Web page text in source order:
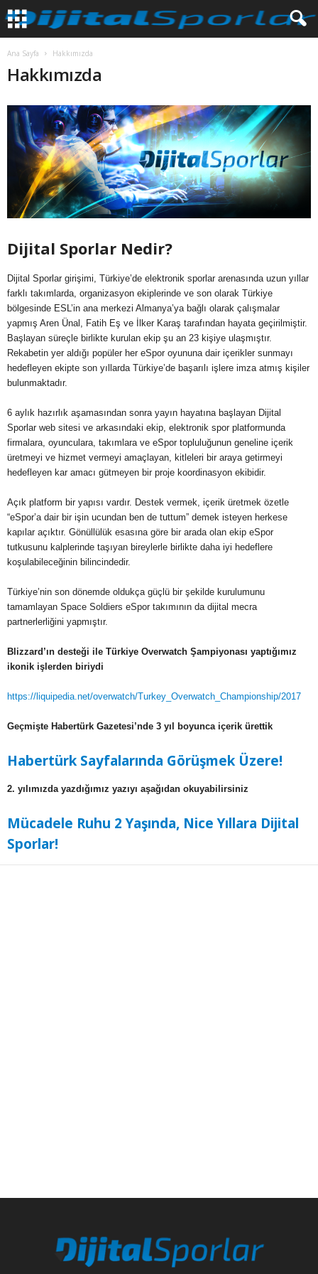
Ana Sayfa Hakkımızda
Hakkımızda
Dijital Sporlar Nedir?
Dijital Sporlar girişimi, Türkiye’de elektronik sporlar arenasında uzun yıllar
farklı takımlarda, organizasyon ekiplerinde ve son olarak Türkiye
bölgesinde ESL’in ana merkezi Almanya’ya bağlı olarak çalışmalar
yapmış Aren Ünal, Fatih Eş ve İlker Karaş tarafından hayata geçirilmiştir.
Başlayan süreçle birlikte kurulan ekip şu an 23 kişiye ulaşmıştır.
Rekabetin yer aldığı popüler her eSpor oyununa dair içerikler sunmayı
hedefleyen ekipte son yıllarda Türkiye’de başarılı işlere imza atmış kişiler
bulunmaktadır.
6 aylık hazırlık aşamasından sonra yayın hayatına başlayan Dijital
Sporlar web sitesi ve arkasındaki ekip, elektronik spor platformunda
firmalara, oyunculara, takımlara ve eSpor topluluğunun geneline içerik
üretmeyi ve hizmet vermeyi amaçlayan, kitleleri bir araya getirmeyi
hedefleyen kar amacı gütmeyen bir proje koordinasyon ekibidir.
Açık platform bir yapısı vardır. Destek vermek, içerik üretmek özetle
“eSpor’a dair bir işin ucundan ben de tuttum” demek isteyen herkese
kapılar açıktır. Gönüllülük esasına göre bir arada olan ekip eSpor
tutkusunu kalplerinde taşıyan bireylerle birlikte daha iyi hedeflere
koşulabileceğinin bilincindedir.
Türkiye’nin son dönemde oldukça güçlü bir şekilde kurulumunu
tamamlayan Space Soldiers eSpor takımının da dijital mecra
partnerlerliğini yapmıştır.
Blizzard’ın desteği ile Türkiye Overwatch Şampiyonası yaptığımız
ikonik işlerden biriydi
https://liquipedia.net/overwatch/Turkey_Overwatch_Championship/2017
Geçmişte Habertürk Gazetesi’nde 3 yıl boyunca içerik ürettik
Habertürk Sayfalarında Görüşmek Üzere!
2. yılımızda yazdığımız yazıyı aşağıdan okuyabilirsiniz
Mücadele Ruhu 2 Yaşında, Nice Yıllara Dijital
Sporlar!